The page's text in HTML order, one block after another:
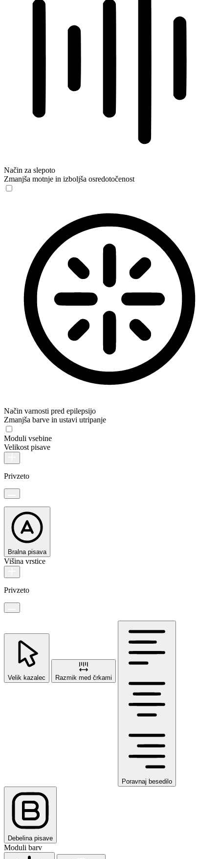
Način za slepoto
Zmanjša motnje in izboljša osredotočenost
Način varnosti pred epilepsijo
Zmanjša barve in ustavi utripanje
Moduli vsebine
Velikost pisave
Privzeto
Bralna pisava
Višina vrstice
Privzeto
Velik kazalec Razmik med črkami
Poravnaj besedilo
Debelina pisave
Moduli barv